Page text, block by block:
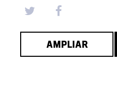
AMPLIAR